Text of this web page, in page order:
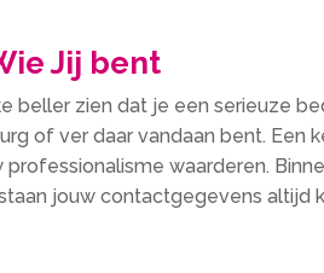
Jij bent
beller zien dat je een serieuze
of ver daar vandaan bent. Een
waarderen.
jouw contactgegevens